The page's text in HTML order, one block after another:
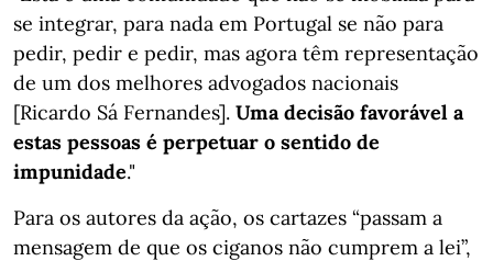
se integrar, para nada em Portugal se não para
pedir, pedir e pedir, mas agora têm representação
de um dos melhores advogados nacionais
[Ricardo Sá Fernandes]. Uma decisão favorável a
estas pessoas é perpetuar o sentido de
impunidade."
Para os autores da ação, os cartazes “passam a
mensagem de que os ciganos não cumprem a lei”,